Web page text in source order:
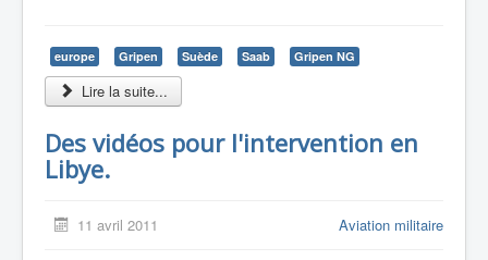
europe Gripen Suède Saab Gripen NG
Lire la suite...
Des vidéos pour l'intervention en
Libye.
11 avril 2011 Aviation militaire